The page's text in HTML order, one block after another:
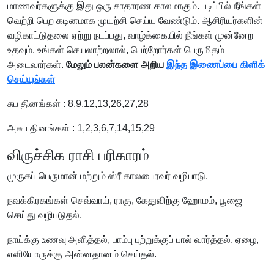
மாணவர்களுக்கு இது ஒரு சாதாரண காலமாகும். படிப்பில் நீங்கள்
வெற்றி பெற கடினமாக முயற்சி செய்ய வேண்டும். ஆசிரியர்களின்
வழிகாட்டுதலை ஏற்று நடப்பது, வாழ்க்கையில் நீங்கள் முன்னேற
உதவும். உங்கள் செயலாற்றலால், பெற்றோர்கள் பெருமிதம்
அடைவார்கள். மேலும் பலன்களை அறிய இந்த இணைப்பை கிளிக்
செய்யுங்கள்
சுப தினங்கள் : 8,9,12,13,26,27,28
அசுப தினங்கள் : 1,2,3,6,7,14,15,29
விருச்சிக ராசி பரிகாரம்
முருகப் பெருமான் மற்றும் ஸ்ரீ காலபைரவர் வழிபாடு.
நவக்கிரகங்கள் செவ்வாய், ராகு, கேதுவிற்கு ஹோமம், பூஜை
செய்து வழிபடுதல்.
நாய்க்கு உணவு அளித்தல், பாம்பு புற்றுக்குப் பால் வார்த்தல். ஏழை,
எளியோருக்கு அன்னதானம் செய்தல்.